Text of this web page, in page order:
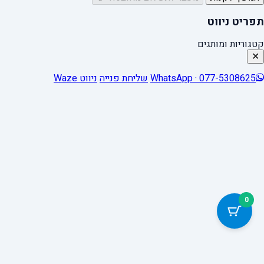
תפריט ניווט
קטגוריות ומותגים
✕
WhatsApp · 077-5308625שליחת פנייהניווט Waze
0